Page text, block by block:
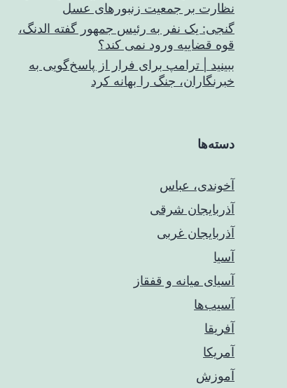
نظارت بر جمعیت زنبورهای عسل
گنجی: یک نفر به رئیس جمهور گفته الدنگ،
قوه قضاییه ورود نمی کند؟
ببینید | ترامپ برای فرار از پاسخ‌گویی به
خبرنگاران، جنگ را بهانه کرد
دسته‌ها
آخوندی، عباس
آذربایجان شرقی
آذربایجان غربی
آسیا
آسیای میانه و قفقاز
آسیب‌ها
آفریقا
آمریکا
آموزش